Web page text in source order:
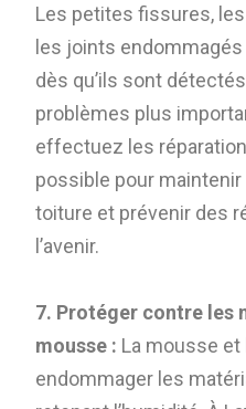
Les petites fissures,
les joints
dès qu’ils sont
problèmes plus
effectuez les
possible pour maintenir
toiture et prévenir des
l’avenir.
7. Protéger contre les
mousse : La mousse
endommager les